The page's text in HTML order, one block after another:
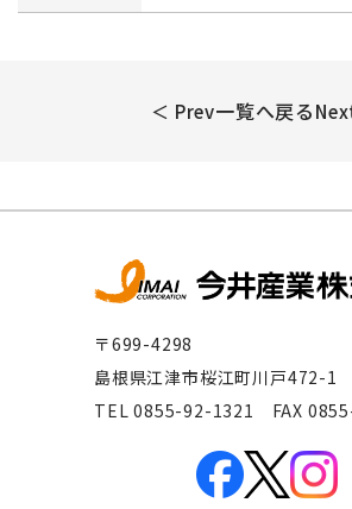
＜ Prev一覧へ戻る
〒699-4298
島根県江津市桜江町川戸472-1
TEL 0855-92-1321 FAX